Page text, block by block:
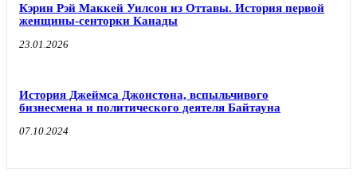
Кэрин Рэй Маккей Уилсон из Оттавы. История первой
женщины-сенторки Канады
23.01.2026
История Джеймса Джонстона, вспыльчивого
бизнесмена и политического деятеля Байтауна
07.10.2024